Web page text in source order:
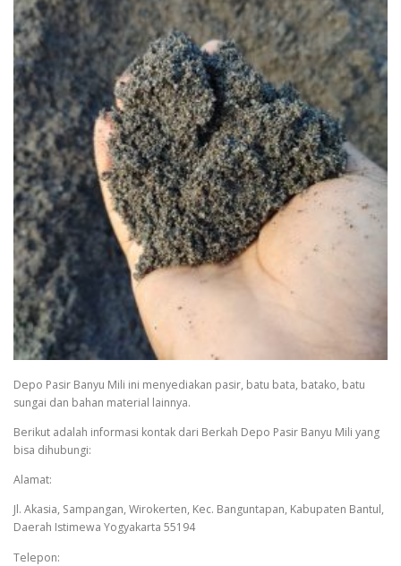
Depo Pasir Banyu Mili ini menyediakan pasir, batu bata, batako, batu
sungai dan bahan material lainnya.
Berikut adalah informasi kontak dari Berkah Depo Pasir Banyu Mili yang
bisa dihubungi:
Alamat:
Jl. Akasia, Sampangan, Wirokerten, Kec. Banguntapan, Kabupaten Bantul,
Daerah Istimewa Yogyakarta 55194
Telepon: